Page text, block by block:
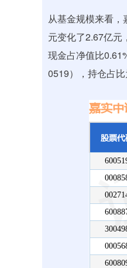
从基金规模来看
元变化了2.67亿元
现金占净值比
0519），持仓占比